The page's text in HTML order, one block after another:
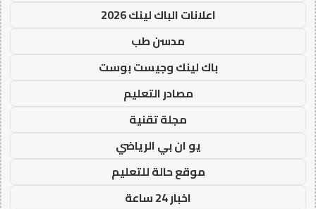
اعلانات الباك لينك 2026
مدسن طب
باك لينك وجيست بوست
مصادر التعليم
مجلة تقنية
يو ان بي الرياضي
موقع حالة للتعليم
اخبار 24 ساعة